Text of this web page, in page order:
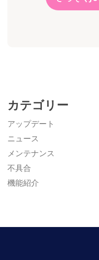
カテゴリー
アップデート
ニュース
メンテナンス
不具合
機能紹介